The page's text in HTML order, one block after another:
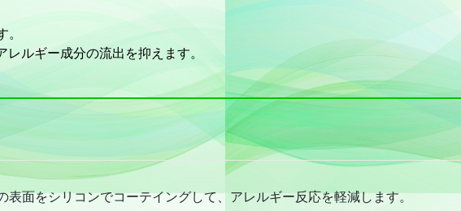
。
ルギー成分の流出を抑えます。
表面をシリコンでコーテイングして、アレルギー反応を軽減します。